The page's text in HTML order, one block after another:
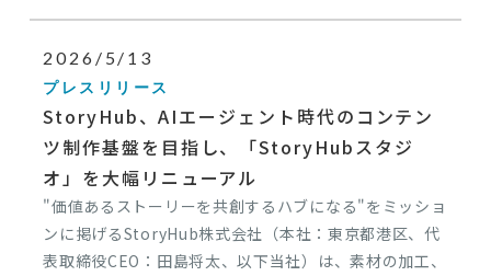
2026/5/13
プレスリリース
StoryHub、AIエージェント時代のコンテン
ツ制作基盤を目指し、「StoryHubスタジ
オ」を大幅リニューアル
"価値あるストーリーを共創するハブになる"をミッショ
ンに掲げるStoryHub株式会社（本社：東京都港区、代
表取締役CEO：田島将太、以下当社）は、素材の加工、